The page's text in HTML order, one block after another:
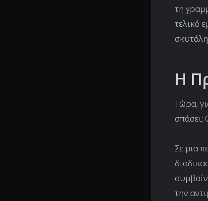
τη
τελικό
Η
Τώρα,
σπάσει;
Σε μια
την